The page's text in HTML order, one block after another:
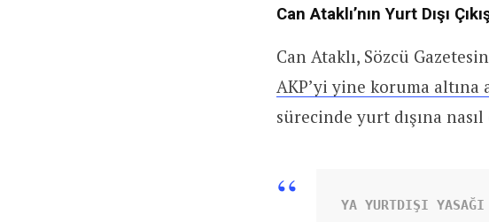
Can Ataklı’nın Yurt Dışı
Can Ataklı, Sözcü
AKP’yi yine koruma altına
sürecinde yurt dışına
YA YURTDIŞI YASAĞI